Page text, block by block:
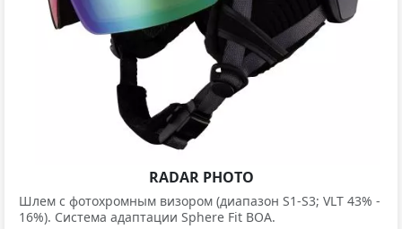
RADAR PHOTO
Шлем с фотохромным визором (диапазон S1-S3; VLT 43% -
16%). Система адаптации Sphere Fit BOA.